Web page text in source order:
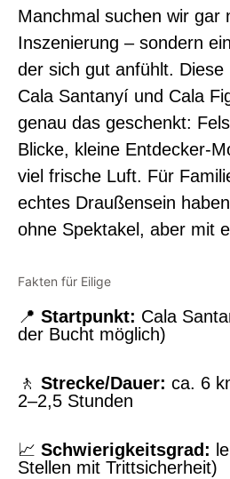
Manchmal suchen wir gar
Inszenierung – sondern
der sich gut anfühlt. Diese
Cala Santanyí und Cala
genau das geschenkt:
Blicke, kleine Entdecker-
viel frische Luft. Für
echtes Draußensein
ohne Spektakel, aber mit
Fakten für Eilige
📍 Startpunkt: Cala
der Bucht möglich)
🚶 Strecke/Dauer: ca. 6
2–2,5 Stunden
📈 Schwierigkeitsgrad:
Stellen mit Trittsicherheit)